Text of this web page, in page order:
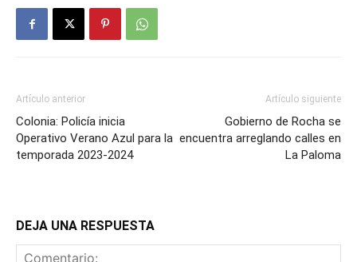
Artículo anterior
Colonia: Policía inicia
Operativo Verano Azul para la
temporada 2023-2024
Artículo siguiente
Gobierno de Rocha se
encuentra arreglando calles en
La Paloma
DEJA UNA RESPUESTA